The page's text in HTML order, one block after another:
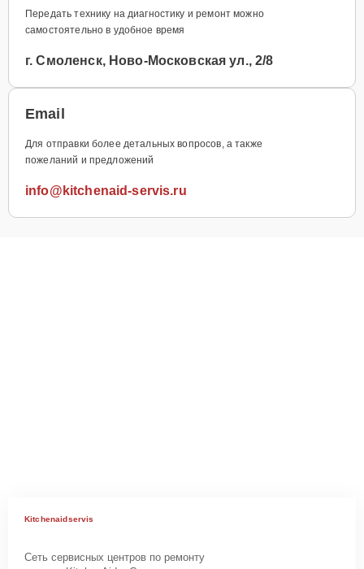
Передать технику на диагностику и ремонт можно
самостоятельно в удобное время
г. Смоленск, Ново-Московская ул., 2/8
Email
Для отправки более детальных вопросов, а также
пожеланий и предложений
info@kitchenaid-servis.ru
Kitchenaidservis
Сеть сервисных центров по ремонту